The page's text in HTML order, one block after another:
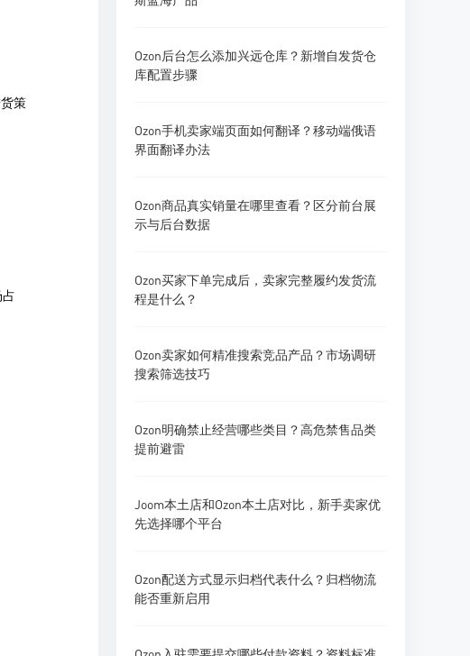
Ozon后台怎么添加兴远仓库？新增自发货仓
库配置步骤
Ozon手机卖家端页面如何翻译？移动端俄语
界面翻译办法
Ozon商品真实销量在哪里查看？区分前台展
示与后台数据
Ozon买家下单完成后，卖家完整履约发货流
程是什么？
Ozon卖家如何精准搜索竞品产品？市场调研
搜索筛选技巧
Ozon明确禁止经营哪些类目？高危禁售品类
提前避雷
Joom本土店和Ozon本土店对比，新手卖家优
先选择哪个平台
Ozon配送方式显示归档代表什么？归档物流
能否重新启用